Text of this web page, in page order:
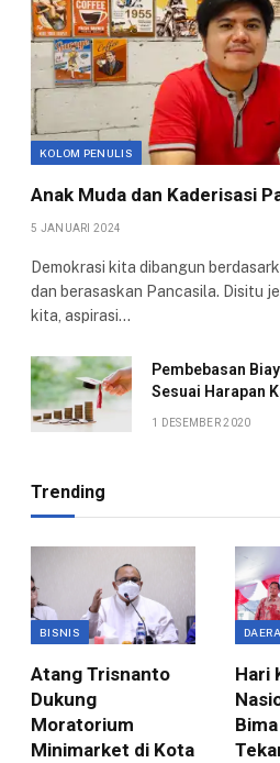
KOLOM PENULIS
Anak Muda dan Kaderisasi
5 JANUARI 2024
Demokrasi kita dibangun
dan berasaskan Pancasila. Disitu
kita, aspirasi…
Pembebasan
Sesuai Harapan
1 DESEMBER 2020
Trending
BISNIS
Atang Trisnanto
Dukung
Moratorium
Minimarket di Kota
Hari